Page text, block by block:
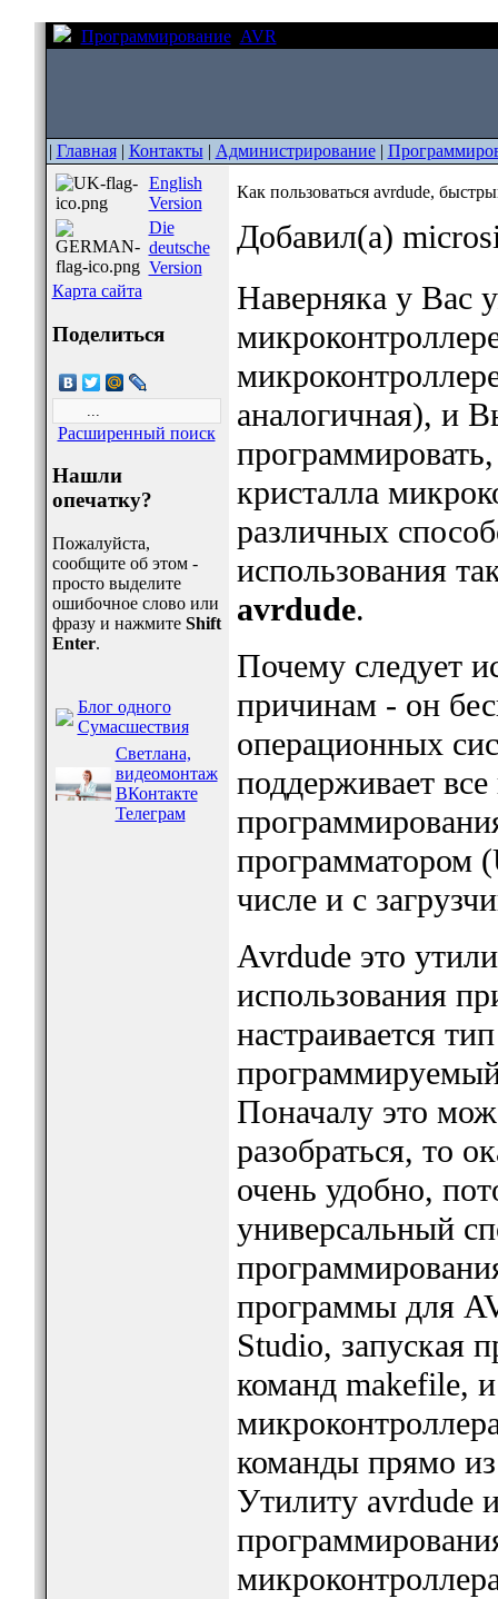
Программирование AVR
| Главная| Контакты| Администрирование|
English
Version
Die
deutsche
Version
Карта сайта
Поделиться
Расширенный поиск
Нашли
опечатку?
Пожалуйста,
сообщите об этом -
просто выделите
ошибочное слово или
фразу и нажмите Shift
Enter.
Блог одного
Сумасшествия
Светлана,
видеомонтаж
ВКонтакте
Телеграм
Как пользоваться avrdude,
Добавил(а)
Наверняка у Вас
аналогичная), и
кристалла
различных
использования
avrdude.
Почему следует
причинам - он
операционных
поддерживает
программатором
числе и с
Avrdude это
использования
настраивается
Поначалу это
разобраться, то
очень удобно,
универсальный
программы для
Studio, запуская
команд makefile,
команды прямо
Утилиту avrdude